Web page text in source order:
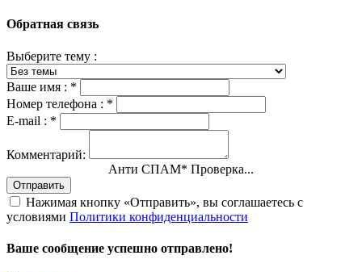
Обратная связь
Выберите тему :
Ваше имя : *
Номер телефона : *
E-mail : *
Комментарий:
Анти СПАМ* Проверка...
Отправить
Нажимая кнопку «Отправить», вы соглашаетесь с
условиями Политики конфиденциальности
Ваше сообщение успешно отправлено!